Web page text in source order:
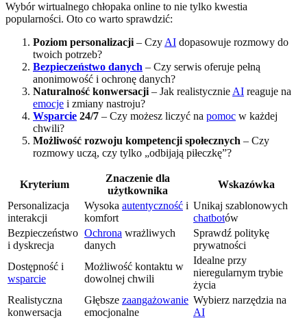
Wybór wirtualnego chłopaka online to nie tylko kwestia
popularności. Oto co warto sprawdzić:
Poziom personalizacji– CzyAI dopasowuje rozmowy do
twoich potrzeb?
Bezpieczeństwo danych – Czy serwis oferuje pełną
anonimowość i ochronę danych?
Naturalność konwersacji– Jak realistycznieAI reaguje na
emocje i zmiany nastroju?
Wsparcie 24/7 – Czy możesz liczyć na pomoc w każdej
chwili?
Możliwość rozwoju kompetencji społecznych – Czy
rozmowy uczą, czy tylko „odbijają piłeczkę”?
Kryterium
Znaczenie dla
użytkownika
Wskazówka
Personalizacja
interakcji
Wysoka autentyczność i
komfort
Unikaj szablonowych
chatbotów
Bezpieczeństwo
i dyskrecja
Ochrona wrażliwych
danych
Sprawdź politykę
prywatności
Dostępność i
wsparcie
Możliwość kontaktu w
dowolnej chwili
Idealne przy
nieregularnym trybie
życia
Realistyczna
konwersacja
Głębsze zaangażowanie
emocjonalne
Wybierz narzędzia na
AI